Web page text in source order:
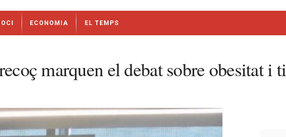
OCI ECONOMIA EL TEMPS
marquen el debat sobre obesitat i